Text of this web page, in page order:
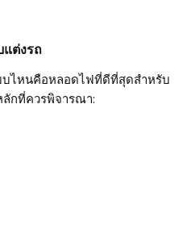
แต่งรถ
ไหนคือหลอดไฟที่ดีที่สุดสำหรับ
กที่ควรพิจารณา: